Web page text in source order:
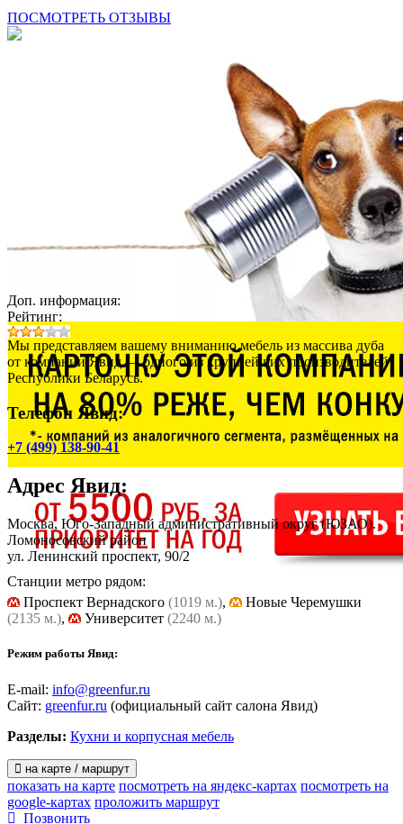
ПОСМОТРЕТЬ ОТЗЫВЫ
Доп. информация:
Рейтинг:
Мы представляем вашему вниманию мебель из массива дуба
от компании Явид — одного из крупнейших производителей
Республики Беларусь.
Телефон Явид:
+7 (499) 138-90-41
Адрес Явид:
Москва, Юго-Западный административный округ (ЮЗАО).
Ломоносовский район
ул. Ленинский проспект, 90/2
Станции метро рядом:
Проспект Вернадского (1019 м.),
Новые Черемушки
(2135 м.), Университет (2240 м.)
Режим работы Явид:
E-mail: info@greenfur.ru
Сайт: greenfur.ru (официальный сайт салона Явид)
Разделы: Кухни и корпусная мебель
на карте / маршрут
показать на карте посмотреть на яндекс-картах посмотреть на
google-картах проложить маршрут
Позвонить